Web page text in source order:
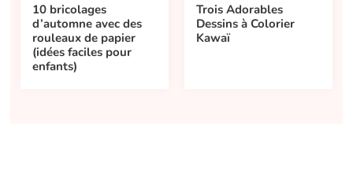
10 bricolages
d’automne avec des
rouleaux de papier
(idées faciles pour
enfants)
Trois Adorables
Dessins à Colorier
Kawaï